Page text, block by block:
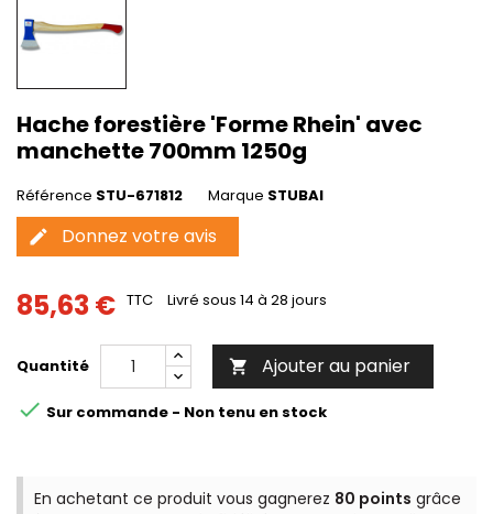
Hache forestière 'Forme Rhein' avec
manchette 700mm 1250g
Référence STU-671812 Marque STUBAI
edit Donnez votre avis
85,63 € TTC Livré sous 14 à 28 jours
Quantité  Ajouter au panier
 Sur commande - Non tenu en stock
En achetant ce produit vous gagnerez 80 points grâce